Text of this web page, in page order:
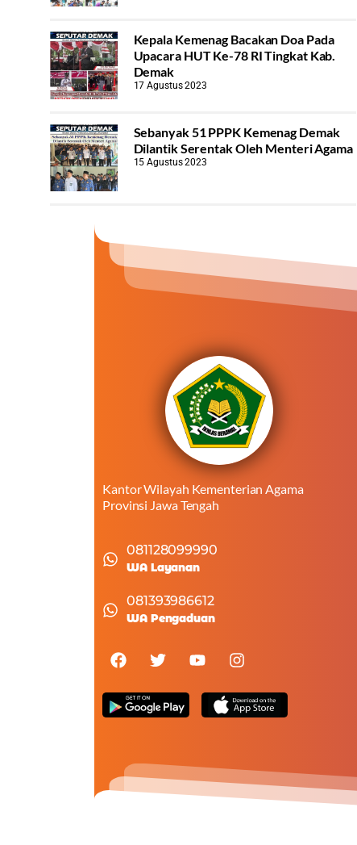
Kepala Kemenag Bacakan Doa Pada
Upacara HUT Ke-78 RI Tingkat Kab.
Demak
17 Agustus 2023
Sebanyak 51 PPPK Kemenag Demak
Dilantik Serentak Oleh Menteri Agama
15 Agustus 2023
Kantor Wilayah Kementerian Agama
Provinsi Jawa Tengah
081128099990
WA Layanan
081393986612
WA Pengaduan